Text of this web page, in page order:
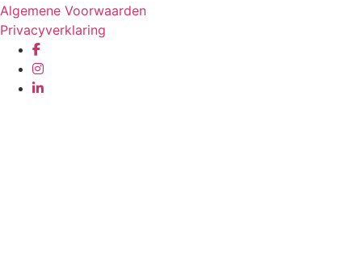
Algemene Voorwaarden
Privacyverklaring